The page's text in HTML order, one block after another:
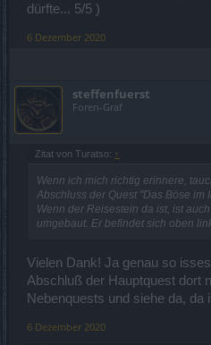
dürfte... 5/5 )
6 Dezember 2020
steffenfuerst
Foren-Graf
Zitat von Turatso: ↑
Wenn ich mich richtig erinnere,
Abschluss der Quest "Das Böse im
Wenn der Reisestein da ist, ist
umgebaut. Er befindet sich oben
Vielen Dank! Ja genau so
Abschluß der Hauptquest dort
Nebenquests und siehe da, da
6 Dezember 2020